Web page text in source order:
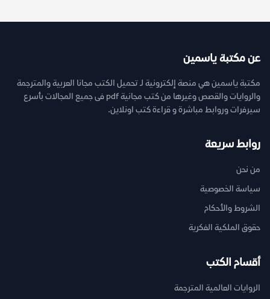
عن مكتبة ياسمين
مكتبة ياسمين هي منصة إلكترونية لـ تحميل الكتب مجانا العربية والمترجمة
والروايات والقصص وغيرها من كتب مجانية pdf فى جميع المجالات بأسرع
سيرفرات وروابط مباشرة و قراءة كتب اونلاين.
روابط سريعة
من نحن
سياسة الخصوصية
الشروط والأحكام
حقوق الملكية الفكرية
أقسام الكتب
الروايات العالمية المترجمة